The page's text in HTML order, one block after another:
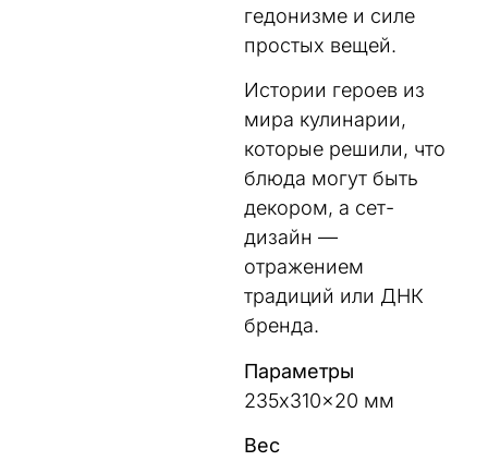
гедонизме и силе
простых вещей.
Истории героев из
мира кулинарии,
которые решили, что
блюда могут быть
декором, а сет-
дизайн —
отражением
традиций или ДНК
бренда.
Параметры
235x310x20 мм
Вес